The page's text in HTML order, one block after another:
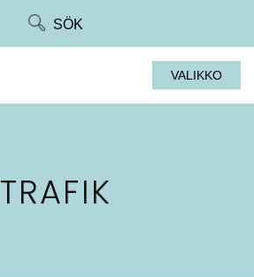
SÖK
VALIKKO
TRAFIK